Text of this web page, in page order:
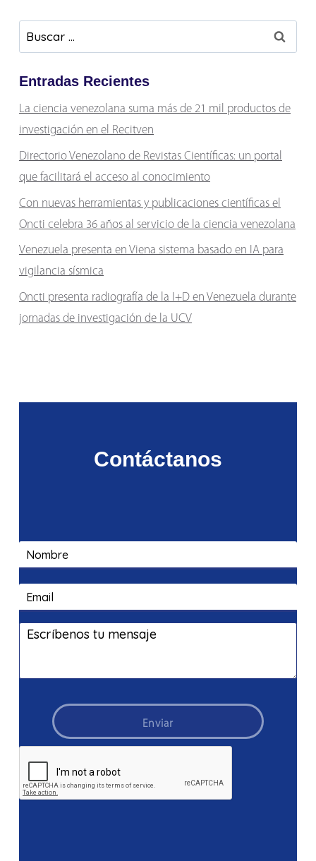
Buscar:
Entradas Recientes
La ciencia venezolana suma más de 21 mil productos de
investigación en el Recitven
Directorio Venezolano de Revistas Científicas: un portal
que facilitará el acceso al conocimiento
Con nuevas herramientas y publicaciones científicas el
Oncti celebra 36 años al servicio de la ciencia venezolana
Venezuela presenta en Viena sistema basado en IA para
vigilancia sísmica
Oncti presenta radiografía de la I+D en Venezuela durante
jornadas de investigación de la UCV
Contáctanos
Enviar